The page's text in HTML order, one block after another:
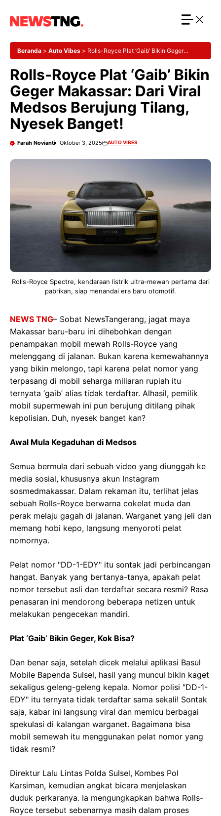
Beranda > Auto Vibes > Rolls-Royce Plat ‘Gaib’ Bikin Geger
Rolls-Royce Plat ‘Gaib’ Bikin
Geger Makassar: Dari Viral
Medsos Berujung Tilang,
Nyesek Banget!
Farah Novianti Oktober 3, 2025 AUTO VIBES
Rolls-Royce Spectre, kendaraan listrik ultra-mewah pertama dari
pabrikan, siap menandai era baru otomotif.
NEWS TNG– Sobat NewsTangerang, jagat maya
Makassar baru-baru ini dihebohkan dengan
penampakan mobil mewah Rolls-Royce yang
melenggang di jalanan. Bukan karena kemewahannya
yang bikin melongo, tapi karena pelat nomor yang
terpasang di mobil seharga miliaran rupiah itu
ternyata ‘gaib’ alias tidak terdaftar. Alhasil, pemilik
mobil supermewah ini pun berujung ditilang pihak
kepolisian. Duh, nyesek banget kan?
Awal Mula Kegaduhan di Medsos
Semua bermula dari sebuah video yang diunggah ke
media sosial, khususnya akun Instagram
sosmedmakassar. Dalam rekaman itu, terlihat jelas
sebuah Rolls-Royce berwarna cokelat muda dan
perak melaju gagah di jalanan. Warganet yang jeli dan
memang hobi kepo, langsung menyoroti pelat
nomornya.
Pelat nomor "DD-1-EDY" itu sontak jadi perbincangan
hangat. Banyak yang bertanya-tanya, apakah pelat
nomor tersebut asli dan terdaftar secara resmi? Rasa
penasaran ini mendorong beberapa netizen untuk
melakukan pengecekan mandiri.
Plat ‘Gaib’ Bikin Geger, Kok Bisa?
Dan benar saja, setelah dicek melalui aplikasi Basul
Mobile Bapenda Sulsel, hasil yang muncul bikin kaget
sekaligus geleng-geleng kepala. Nomor polisi "DD-1-
EDY" itu ternyata tidak terdaftar sama sekali! Sontak
saja, kabar ini langsung viral dan memicu berbagai
spekulasi di kalangan warganet. Bagaimana bisa
mobil semewah itu menggunakan pelat nomor yang
tidak resmi?
Direktur Lalu Lintas Polda Sulsel, Kombes Pol
Karsiman, kemudian angkat bicara menjelaskan
duduk perkaranya. Ia mengungkapkan bahwa Rolls-
Royce tersebut sebenarnya masih dalam proses